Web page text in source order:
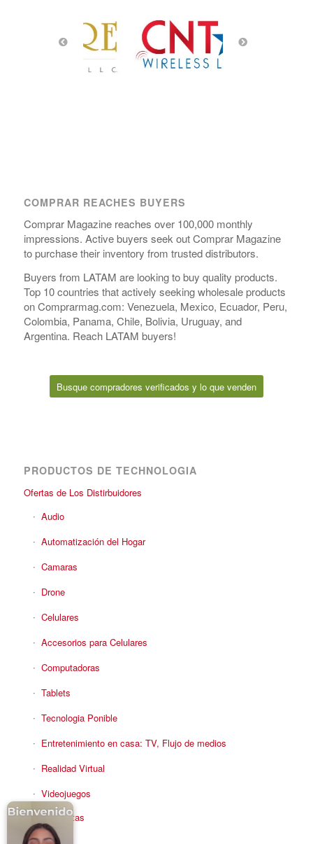
COMPRAR REACHES BUYERS
Comprar Magazine reaches over 100,000 monthly
impressions. Active buyers seek out Comprar Magazine
to purchase their inventory from trusted distributors.
Buyers from LATAM are looking to buy quality products.
Top 10 countries that actively seeking wholesale products
on Comprarmag.com: Venezuela, Mexico, Ecuador, Peru,
Colombia, Panama, Chile, Bolivia, Uruguay, and
Argentina. Reach LATAM buyers!
Busque compradores verificados y lo que venden
PRODUCTOS DE TECHNOLOGIA
Ofertas de Los Distirbuidores
Audio
Automatización del Hogar
Camaras
Drone
Celulares
Accesorios para Celulares
Computadoras
Tablets
Tecnologia Ponible
Entretenimiento en casa: TV, Flujo de medios
Realidad Virtual
Videojuegos
Reciba Ofertas